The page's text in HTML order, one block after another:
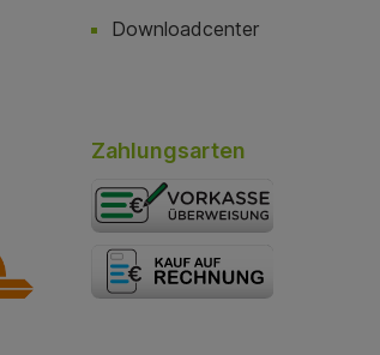
Downloadcenter
Zahlungsarten